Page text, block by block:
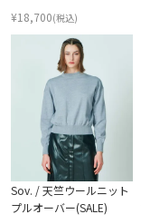
¥18,700(税込)
Sov. / 天竺ウールニット
プルオーバー(SALE)